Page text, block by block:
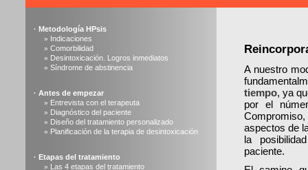
· Metodología HPsis
» Indicaciones
» Comorbilidad
» Desintoxicación. Logros inmediatos
» Síndrome de abstinencia
· Antes de empezar
» Entrevista con el terapeuta
» Diagnóstico del paciente
» Diseño del tratamiento personalizado
» Planificación de la terapia de desintoxicación
· Etapas del tratamiento
» Las 4 etapas del tratamiento
A nuestro
tiempo, ya
por el
aspectos de
la
paciente.